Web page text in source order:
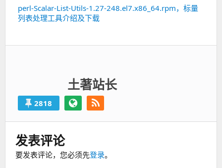
下
一
perl-Scalar-List-Utils-1.27-248.el7.x86_64.rpm，标量
列表处理工具介绍及下载
土著站长
2818
发表评论
要发表评论，您必须先登录。